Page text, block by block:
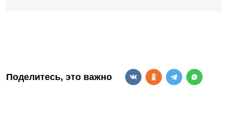
Поделитесь, это важно